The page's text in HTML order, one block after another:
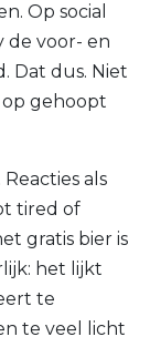
Op social
de voor- en
Dat dus. Niet
op gehoopt
als
tired of
gratis bier is
het lijkt
te
te veel licht